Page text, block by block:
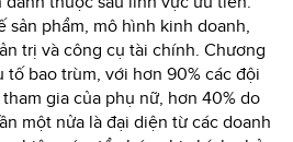
phẩm, mô hình kinh doanh,
trị và công cụ tài chính. Chương
bao trùm, với hơn 90% các đội
gia của phụ nữ, hơn 40% do
một nửa là đại diện từ các doanh